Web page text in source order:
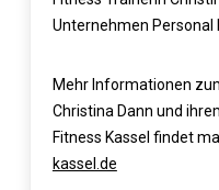
Unternehmen Personal
Mehr Informationen
Christina Dann und
Fitness Kassel findet
kassel.de